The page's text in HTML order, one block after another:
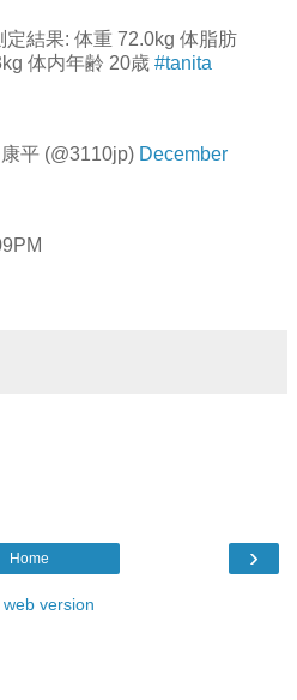
結果: 体重 72.0kg 体脂肪
体内年齢 20歳 #tanita
平 (@3110jp) December
›
Home
web version